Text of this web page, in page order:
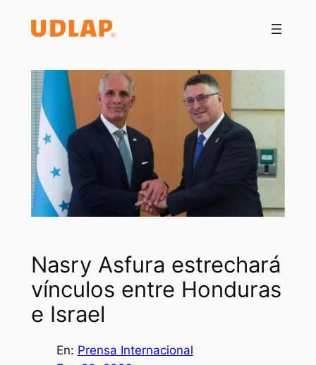
Nasry Asfura estrechará
vínculos entre Honduras
e Israel
En: Prensa Internacional